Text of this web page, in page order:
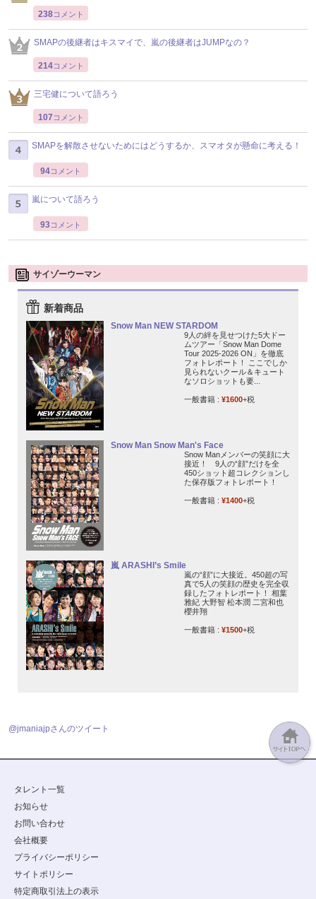
238コメント
SMAPの後継者はキスマイで、嵐の後継者はJUMPなの？
214コメント
三宅健について語ろう
107 コメント
SMAPを解散させないためにはどうするか、スマオタが懸命に考える！
94コメント
嵐について語ろう
93コメント
サイゾーウーマン
新着商品
Snow Man NEW STARDOM
9人の絆を見せつけた5大ドー
ムツアー「Snow Man Dome
Tour 2025-2026 ON」を徹底
フォトレポート！ ここでしか
見られないクール＆キュート
なソロショットも要...
一般書籍 : ¥1600+税
Snow Man Snow Man's Face
Snow Manメンバーの笑顔に大
接近！ 9人の“顔”だけを全
450ショット超コレクションし
た保存版フォトレポート！
一般書籍 : ¥1400+税
嵐 ARASHI’s Smile
嵐の“顔”に大接近。450超の写
真で5人の笑顔の歴史を完全収
録したフォトレポート！ 相葉
雅紀 大野智 松本潤 二宮和也
櫻井翔
一般書籍 : ¥1500+税
@jmaniajpさんのツイート
タレント一覧
お知らせ
お問い合わせ
会社概要
プライバシーポリシー
サイトポリシー
特定商取引法上の表示